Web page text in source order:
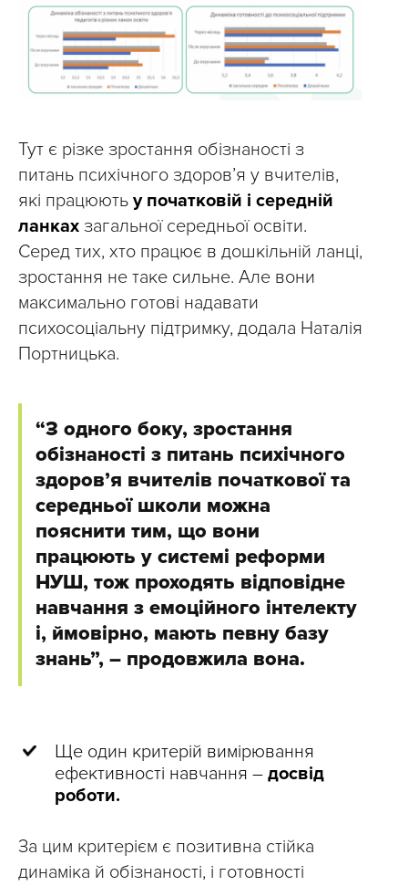
Тут є різке зростання обізнаності з
питань психічного здоров’я у вчителів,
які працюють у початковій і середній
ланках загальної середньої освіти.
Серед тих, хто працює в дошкільній ланці,
зростання не таке сильне. Але вони
максимально готові надавати
психосоціальну підтримку, додала Наталія
Портницька.
“З одного боку, зростання
обізнаності з питань психічного
здоров’я вчителів початкової та
середньої школи можна
пояснити тим, що вони
працюють у системі реформи
НУШ, тож проходять відповідне
навчання з емоційного інтелекту
і, ймовірно, мають певну базу
знань”, – продовжила вона.
Ще один критерій вимірювання
ефективності навчання – досвід
роботи.
За цим критерієм є позитивна стійка
динаміка й обізнаності, і готовності